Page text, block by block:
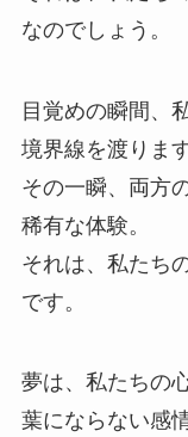
なのでしょう。
目覚めの瞬間、
境界線を渡ります
その一瞬、両方
稀有な体験。
それは、私たち
です。
夢は、私たちの
葉にならない感